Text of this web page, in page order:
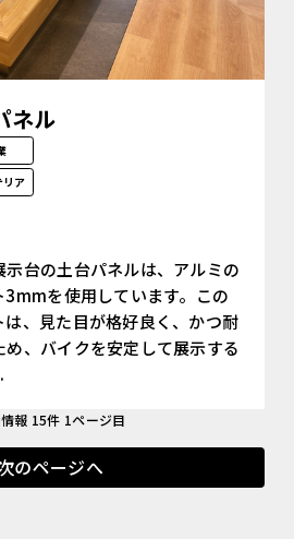
ネル
ア
台の土台パネルは、アルミの
3mmを使用しています。この
、見た目が格好良く、かつ耐
、バイクを安定して展示する
報 15件 1ページ目
のページへ